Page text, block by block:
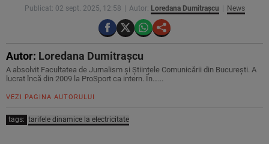
Publicat: 02 sept. 2025, 12:58 Autor: Loredana Dumitrașcu News
Autor: Loredana Dumitrașcu
A absolvit Facultatea de Jurnalism și Științele Comunicării din București. A
lucrat încă din 2009 la ProSport ca intern. În…...
VEZI PAGINA AUTORULUI
tags: tarifele dinamice la electricitate